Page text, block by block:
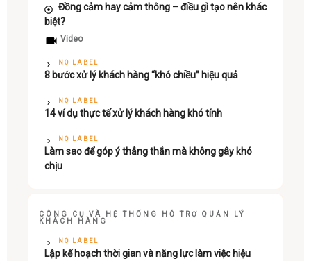
Đồng cảm hay cảm thông – điều gì tạo nên khác
biệt?
Video
NO LABEL
8 bước xử lý khách hàng “khó chiều” hiệu quả
NO LABEL
14 ví dụ thực tế xử lý khách hàng khó tính
NO LABEL
Làm sao để góp ý thẳng thắn mà không gây khó
chịu
CÔNG CỤ VÀ HỆ THỐNG HỖ TRỢ QUẢN LÝ
KHÁCH HÀNG
NO LABEL
Lập kế hoạch thời gian và năng lực làm việc hiệu